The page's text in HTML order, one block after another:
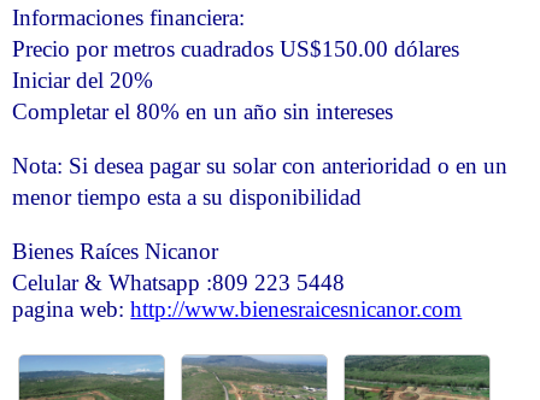
Informaciones financiera:
Precio por metros cuadrados US$150.00 dólares
Iniciar del 20%
Completar el 80% en un año sin intereses
Nota: Si desea pagar su solar con anterioridad o en un
menor tiempo esta a su disponibilidad
Bienes Raíces Nicanor
Celular & Whatsapp :809 223 5448
pagina web:http://www.bienesraicesnicanor.com